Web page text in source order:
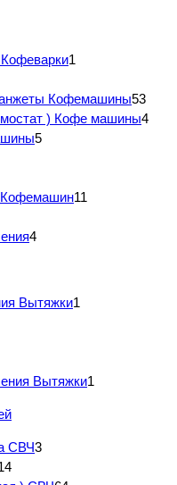
1
Кофемашины53
) Кофе машины4
5
Кофемашин11
4
Вытяжки1
Вытяжки1
СВЧ3